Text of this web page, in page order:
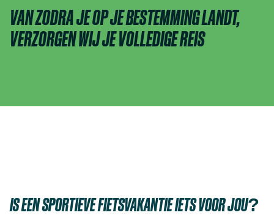
VAN ZODRA JE OP JE BESTEMMING LANDT,
VERZORGEN WIJ JE VOLLEDIGE REIS
IS EEN SPORTIEVE FIETSVAKANTIE IETS VOOR JOU?